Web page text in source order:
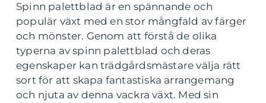
Spinn palettblad är en spännande och
populär växt med en stor mångfald av färger
och mönster. Genom att förstå de olika
typerna av spinn palettblad och deras
egenskaper kan trädgårdsmästare välja rätt
sort för att skapa fantastiska arrangemang
och njuta av denna vackra växt. Med sin